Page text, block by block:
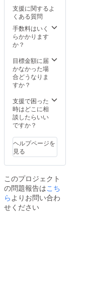
〔水切
り前70
ｇ〕
『青い
菓子屋
さん詰
め合わ
フィナ
ンシェ
(プレー
ン)1個
ｇ〕、
クマの
フィナ
ンシェ
ラ)1個
〔35
ｇ〕、
うさぎ
のマド
期間：
2025年
12月6
日〜
2026年
まで
『お礼
のメッ
セー
謝の気
持ちを
込め
て、お
メッ
セージ
をメー
ルにて
しま
す。
支援に関するよ
くある質問
手数料はいく
らかかります
か？
目標金額に届
かなかった場
合どうなりま
すか？
支援で困った
時はどこに相
談したらいい
ですか？
ヘルプページを
見る
このプロジェクト
の問題報告はこち
ら よりお問い合わ
せください